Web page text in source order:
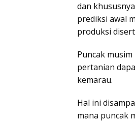
dan
prediksi awal
produksi
Puncak
pertanian
kemarau.
Hal ini
mana puncak